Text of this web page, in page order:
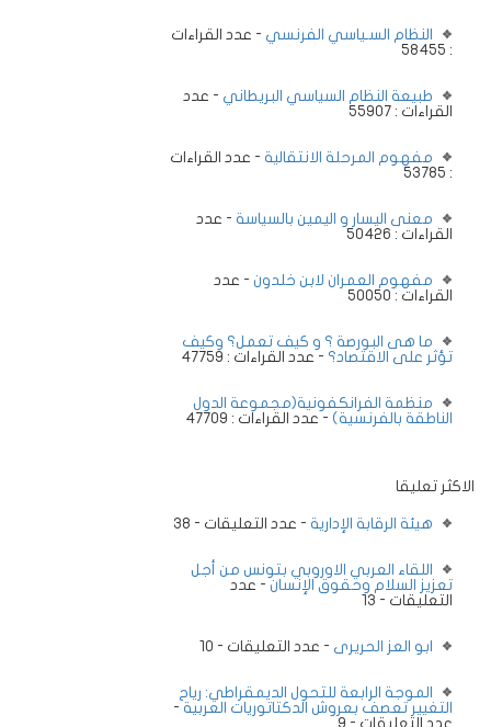
النظام السـياسي الفرنسي - عدد القراءات
: 58455
طبيعة النظام السياسي البريطاني - عدد
القراءات : 55907
مفهوم المرحلة الانتقالية - عدد القراءات
: 53785
معنى اليسار و اليمين بالسياسة - عدد
القراءات : 50426
مفهوم العمران لابن خلدون - عدد
القراءات : 50050
ما هى البورصة ؟ و كيف تعمل؟ وكيف
تؤثر على الاقتصاد؟ - عدد القراءات : 47759
منظمة الفرانكفونية(مجموعة الدول
الناطقة بالفرنسية) - عدد القراءات : 47709
الاكثر تعليقا
هيئة الرقابة الإدارية - عدد التعليقات - 38
اللقاء العربي الاوروبي بتونس من أجل
تعزيز السلام وحقوق الإنسان - عدد
التعليقات - 13
ابو العز الحريرى - عدد التعليقات - 10
الموجة الرابعة للتحول الديمقراطي: رياح
التغيير تعصف بعروش الدكتاتوريات العربية -
عدد التعليقات - 9